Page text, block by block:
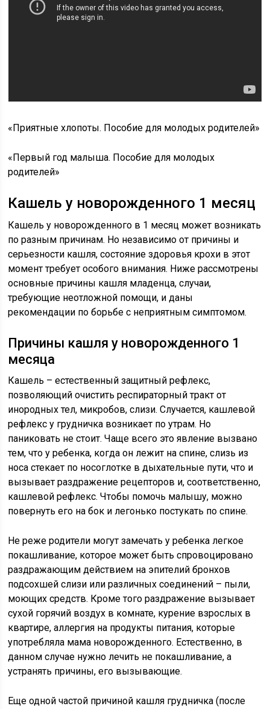
«Приятные хлопоты. Пособие для молодых родителей»
«Первый год малыша. Пособие для молодых
родителей»
Кашель у новорожденного 1 месяц
Кашель у новорожденного в 1 месяц может возникать
по разным причинам. Но независимо от причины и
серьезности кашля, состояние здоровья крохи в этот
момент требует особого внимания. Ниже рассмотрены
основные причины кашля младенца, случаи,
требующие неотложной помощи, и даны
рекомендации по борьбе с неприятным симптомом.
Причины кашля у новорожденного 1
месяца
Кашель – естественный защитный рефлекс,
позволяющий очистить респираторный тракт от
инородных тел, микробов, слизи. Случается, кашлевой
рефлекс у грудничка возникает по утрам. Но
паниковать не стоит. Чаще всего это явление вызвано
тем, что у ребенка, когда он лежит на спине, слизь из
носа стекает по носоглотке в дыхательные пути, что и
вызывает раздражение рецепторов и, соответственно,
кашлевой рефлекс. Чтобы помочь малышу, можно
повернуть его на бок и легонько постукать по спине.
Не реже родители могут замечать у ребенка легкое
покашливание, которое может быть спровоцировано
раздражающим действием на эпителий бронхов
подсохшей слизи или различных соединений – пыли,
моющих средств. Кроме того раздражение вызывает
сухой горячий воздух в комнате, курение взрослых в
квартире, аллергия на продукты питания, которые
употребляла мама новорожденного. Естественно, в
данном случае нужно лечить не покашливание, а
устранять причины, его вызывающие.
Еще одной частой причиной кашля грудничка (после